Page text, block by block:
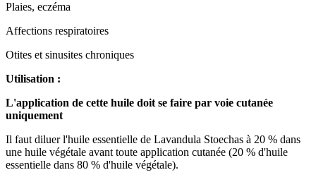
Plaies, eczéma
Affections respiratoires
Otites et sinusites chroniques
Utilisation :
L'application de cette huile doit se faire par voie cutanée
uniquement
Il faut diluer l'huile essentielle de Lavandula Stoechas à 20 % dans
une huile végétale avant toute application cutanée (20 % d'huile
essentielle dans 80 % d'huile végétale).